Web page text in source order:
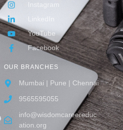
OUR BRANCHES
Mumbai | Pune | Chennai
9565595055
info@wisdomcareereduc
ation.org
Instagram
LinkedIn
YouTube
Facebook